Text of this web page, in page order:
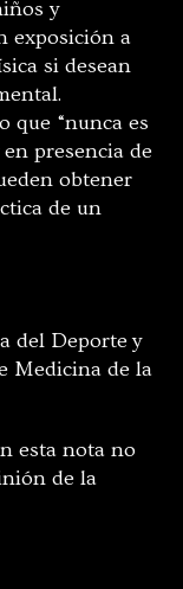
y
exposición a
si desean
que “nunca es
presencia de
obtener
de un
del Deporte y
Medicina de la
esta nota no
de la